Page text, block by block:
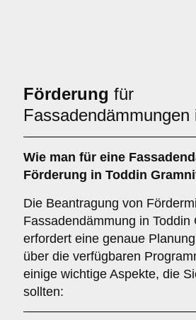
Förderung für
Fassadendämmungen
Wie man für eine
Förderung in Toddin
Die Beantragung von
Fassadendämmung in Toddin
erfordert eine genaue
über die verfügbaren
einige wichtige Aspekte, die
sollten: